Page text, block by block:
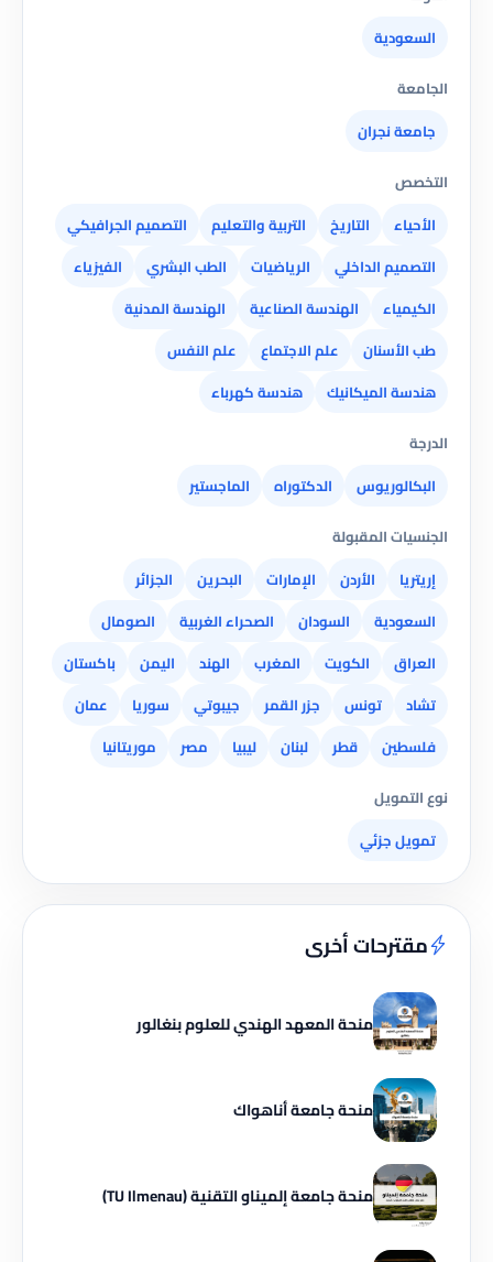
السعودية
الجامعة
جامعة نجران
التخصص
الأحياء
التاريخ التربية والتعليم
التصميم الجرافيكي
التصميم الداخلي
الرياضيات الطب البشري
الفيزياء
الكيمياء
الهندسة الصناعية
الهندسة المدنية
طب الأسنان
علم الاجتماع
علم النفس
هندسة الميكانيك
هندسة كهرباء
الدرجة
البكالوريوس
الدكتوراه
الماجستير
الجنسيات المقبولة
إريتريا
الأردن الإمارات البحرين
الجزائر
السعودية
السودان الصحراء الغربية
الصومال
العراق
الكويت المغرب الهند اليمن
باكستان
تشاد
تونس جزر القمر جيبوتي سوريا
عمان
فلسطين
قطر لبنان ليبيا مصر
موريتانيا
نوع التمويل
تمويل جزئي
مقترحات أخرى
منحة المعهد الهندي للعلوم بنغالور
منحة جامعة أناهواك
منحة جامعة إلميناو التقنية (TU Ilmenau)